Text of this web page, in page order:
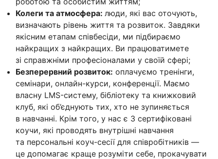
Колеги та атмосфера: люди, які вас оточують,
визначають рівень життя та розвиток. Завдяки
якісним етапам співбесіди, ми підбираємо
найкращих з найкращих. Ви працюватимете
зі справжніми професіоналами у своїй сфері;
Безперервний розвиток: оплачуємо тренінги,
семінари, онлайн-курси, конференції. Маємо
власну LMS-систему, бібліотеку та книжковий
клуб, які об’єднують тих, хто не зупиняється
в навчанні. Крім того, у нас є 3 сертифіковані
коучи, які проводять внутрішні навчання
та персональні коуч-сесії для співробітників —
це допомагає краще розуміти себе, прокачувати